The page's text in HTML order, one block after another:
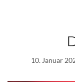
10. Januar